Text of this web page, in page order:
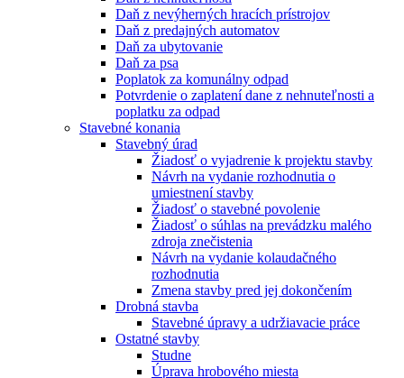
Daň z nevýherných hracích prístrojov
Daň z predajných automatov
Daň za ubytovanie
Daň za psa
Poplatok za komunálny odpad
Potvrdenie o zaplatení dane z nehnuteľnosti a
poplatku za odpad
Stavebné konania
Stavebný úrad
Žiadosť o vyjadrenie k projektu stavby
Návrh na vydanie rozhodnutia o
umiestnení stavby
Žiadosť o stavebné povolenie
Žiadosť o súhlas na prevádzku malého
zdroja znečistenia
Návrh na vydanie kolaudačného
rozhodnutia
Zmena stavby pred jej dokončením
Drobná stavba
Stavebné úpravy a udržiavacie práce
Ostatné stavby
Studne
Úprava hrobového miesta